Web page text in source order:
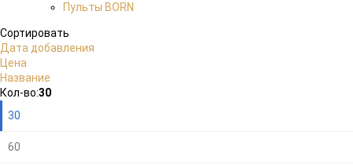
Пульты BORN
Сортировать
Дата добавления
Цена
Название
Плитка
Подробно
Компактно
Кол-во:30
30
60